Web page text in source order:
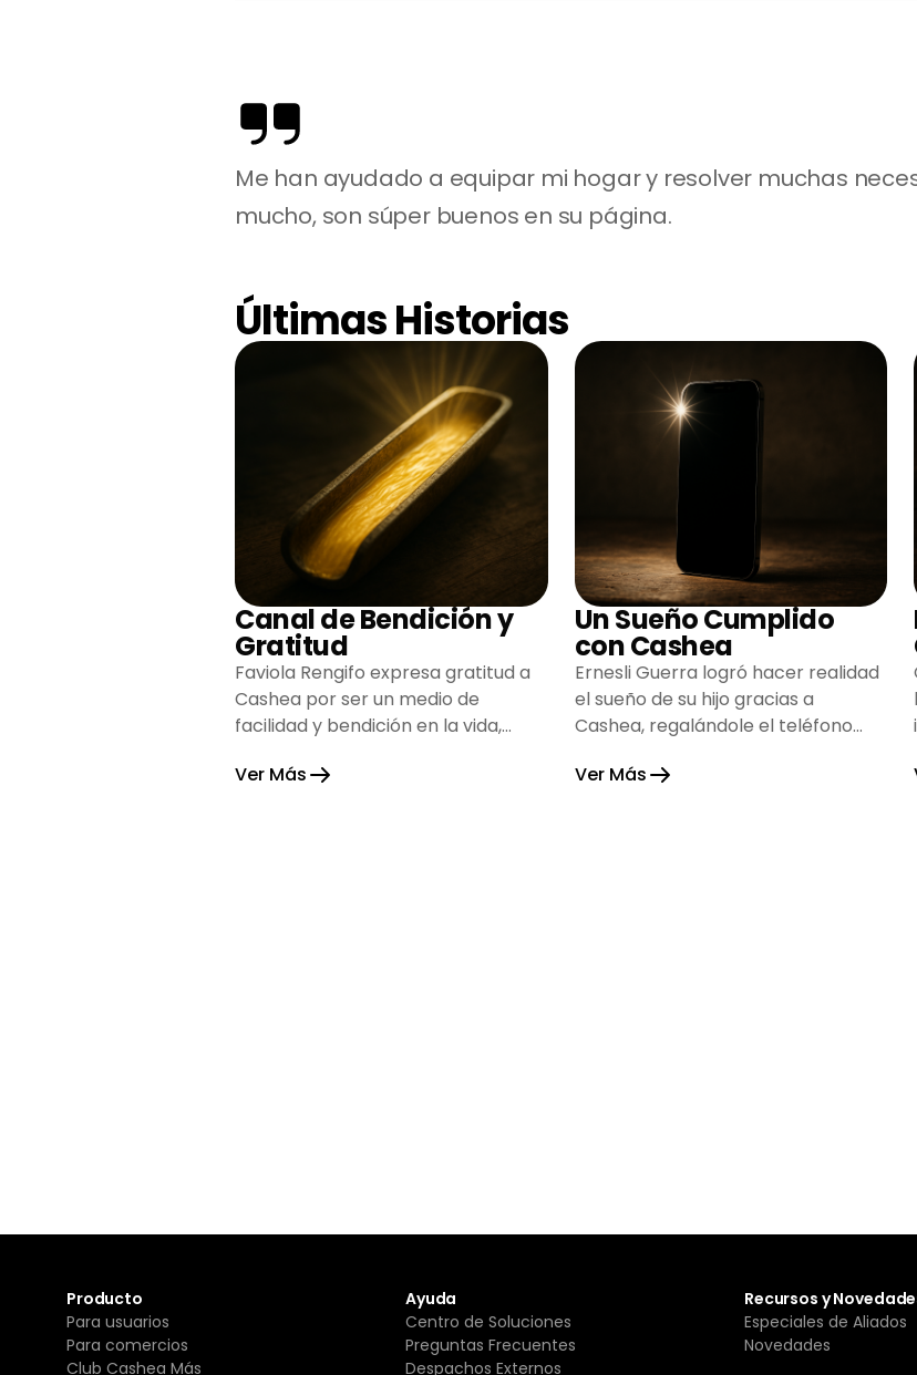
Me han ayudado a equipar mi hogar y resolver muchas
mucho, son súper buenos en su página.
Últimas Historias
Canal de Bendición y
Gratitud
Faviola Rengifo expresa gratitud a
Cashea por ser un medio de
facilidad y bendición en la vida,
esperanza.
Ver Más
Un Sueño Cumplido
con Cashea
Ernesli Guerra logró hacer realidad
el sueño de su hijo gracias a
Cashea, regalándole el teléfono
alegría su hogar.
Ver Más
Producto
Para usuarios
Para comercios
Club Cashea Más
Ayuda
Centro de Soluciones
Preguntas Frecuentes
Despachos Externos
Recursos y
Especiales de Aliados
Novedades